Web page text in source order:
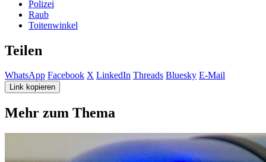
Polizei
Raub
Toitenwinkel
Teilen
WhatsApp Facebook X LinkedIn Threads Bluesky E-Mail
Link kopieren
Mehr zum Thema